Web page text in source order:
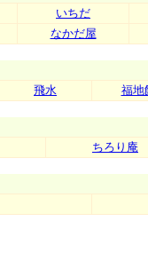
いちだ
なかだ屋
飛水 福地
ちろり庵